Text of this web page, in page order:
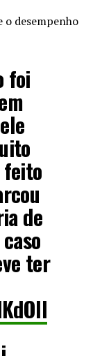
o desempenho
foi
feito
de
ter